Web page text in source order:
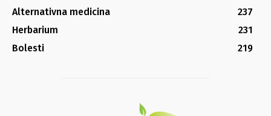
Alternativna medicina
237
Herbarium
231
Bolesti
219